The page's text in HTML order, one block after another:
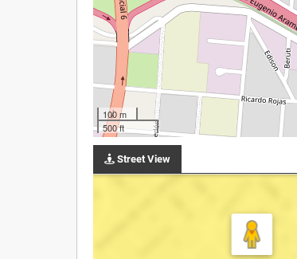
100 m
500 ft
Street View